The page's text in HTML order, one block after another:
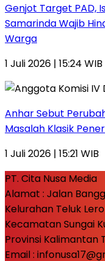
Genjot Target PAD,
Samarinda Wajib
Warga
1 Juli 2026 | 15:24 WIB
Anhar Sebut
Masalah Klasik
1 Juli 2026 | 15:21 WIB
PT. Cita Nusa Media
Alamat : Jalan
Kelurahan Teluk
Kecamatan Sungai
Provinsi Kalimantan
Email :